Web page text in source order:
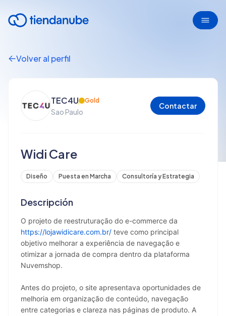
Volver al perfil
TEC4U Gold
Sao Paulo
Contactar
Widi Care
Diseño Puesta en Marcha Consultoría y Estrategia
Descripción
O projeto de reestruturação do e-commerce da
https://lojawidicare.com.br/ teve como principal
objetivo melhorar a experiência de navegação e
otimizar a jornada de compra dentro da plataforma
Nuvemshop.
Antes do projeto, o site apresentava oportunidades de
melhoria em organização de conteúdo, navegação
entre categorias e clareza nas páginas de produto. A